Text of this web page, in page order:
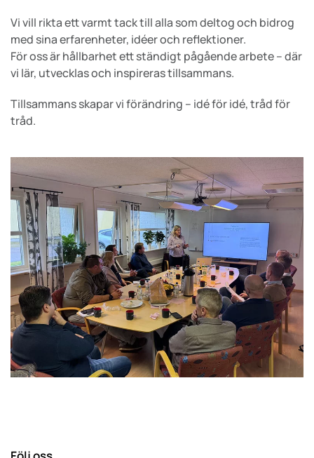
Vi vill rikta ett varmt tack till alla som deltog och bidrog
med sina erfarenheter, idéer och reflektioner.
För oss är hållbarhet ett ständigt pågående arbete – där
vi lär, utvecklas och inspireras tillsammans.
Tillsammans skapar vi förändring – idé för idé, tråd för
tråd.